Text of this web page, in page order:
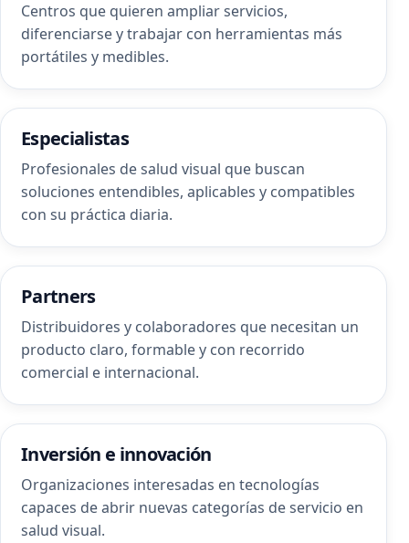
Centros que quieren ampliar servicios,
diferenciarse y trabajar con herramientas más
portátiles y medibles.
Especialistas
Profesionales de salud visual que buscan
soluciones entendibles, aplicables y compatibles
con su práctica diaria.
Partners
Distribuidores y colaboradores que necesitan un
producto claro, formable y con recorrido
comercial e internacional.
Inversión e innovación
Organizaciones interesadas en tecnologías
capaces de abrir nuevas categorías de servicio en
salud visual.